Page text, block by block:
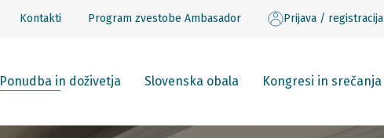
Kontakti Program zvestobe Ambasador Prijava / registracija
Ponudba in doživetja Slovenska obala Kongresi in srečanja